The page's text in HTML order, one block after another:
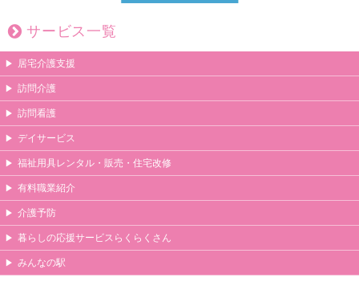
サービス一覧
居宅介護支援
訪問介護
訪問看護
デイサービス
福祉用具レンタル・販売・住宅改修
有料職業紹介
介護予防
暮らしの応援サービスらくらくさん
みんなの駅